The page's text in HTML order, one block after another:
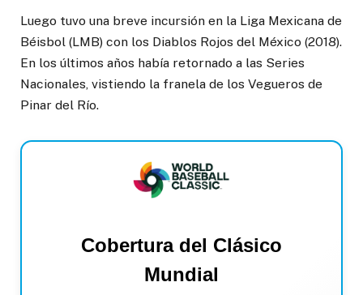
Luego tuvo una breve incursión en la Liga Mexicana de
Béisbol (LMB) con los Diablos Rojos del México (2018).
En los últimos años había retornado a las Series
Nacionales, vistiendo la franela de los Vegueros de
Pinar del Río.
Cobertura del Clásico
Mundial